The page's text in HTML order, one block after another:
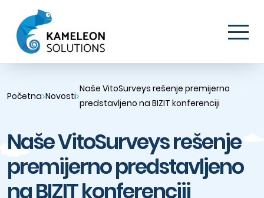
Početna Novosti
Naše VitoSurveys rešenje premijerno
predstavljeno na BIZIT konferenciji
Naše VitoSurveys rešenje
premijerno predstavljeno
na BIZIT konferenciji